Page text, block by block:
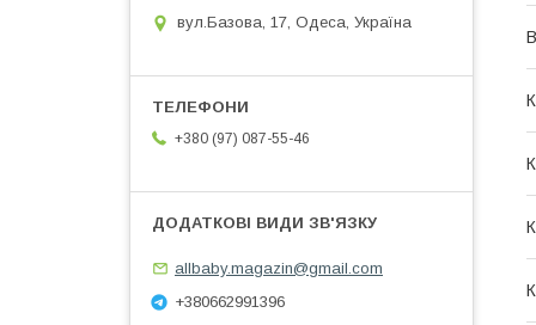
вул.Базова, 17, Одеса, Україна
+380 (97) 087-55-46
allbaby.magazin@gmail.com
+380662991396